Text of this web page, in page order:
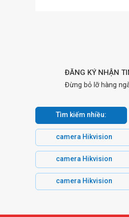
ĐĂNG KÝ NHẬN
Đừng bỏ lỡ hàng
Tìm kiếm nhiều:
camera Hikvision
camera Hikvision
camera Hikvision